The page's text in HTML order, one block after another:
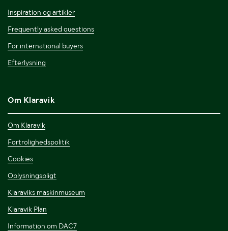
Inspiration og artikler
Frequently asked questions
For international buyers
Efterlysning
Om Klaravik
Om Klaravik
Fortrolighedspolitik
Cookies
Oplysningspligt
Klaraviks maskinmuseum
Klaravik Plan
Information om DAC7